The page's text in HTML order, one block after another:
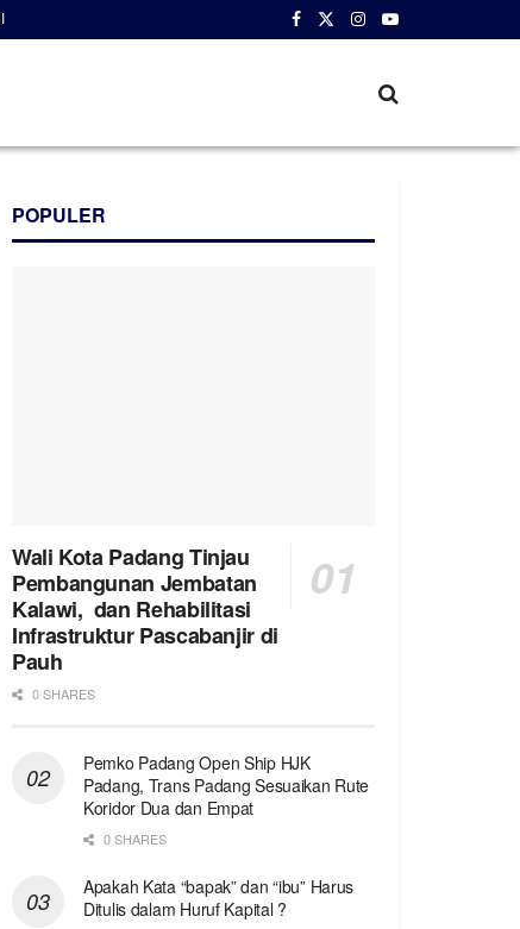
POPULER
Wali Kota Padang Tinjau
Pembangunan Jembatan
Kalawi, dan Rehabilitasi
Infrastruktur Pascabanjir di
Pauh
0 SHARES
Pemko Padang Open Ship HJK
Padang, Trans Padang Sesuaikan Rute
Koridor Dua dan Empat
0 SHARES
Apakah Kata “bapak” dan “ibu” Harus
Ditulis dalam Huruf Kapital ?